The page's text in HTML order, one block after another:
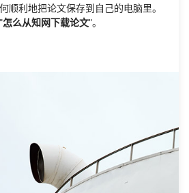
顺利地把论文保存到自己的电脑里。
怎么从知网下载论文"。